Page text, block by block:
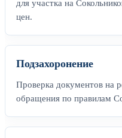
для участка на
цен.
Подзахоронение
Проверка документов на
обращения по правилам